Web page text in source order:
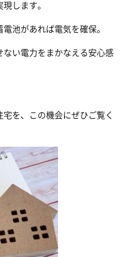
します。
池があれば電気を確保。
ない電力をまかなえる安心感
を、この機会にぜひご覧く